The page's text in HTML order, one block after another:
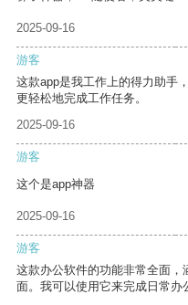
2025-09-16
游客
这款app是我工作上的得力助手
更轻松地完成工作任务。
2025-09-16
游客
这个是app神器
2025-09-16
游客
这款办公软件的功能非常全面
面。我可以使用它来完成日常办